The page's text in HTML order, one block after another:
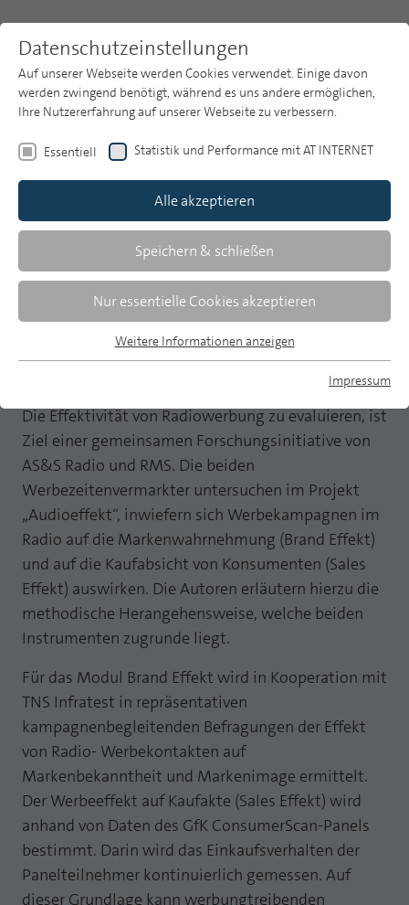
MP auf Mastodon
MP auf LinkedIn
Newsletter
Publikationsarchiv
Heft 6
Forschungsinitiative Audioeffekt: Die
Wirkung von Radiowerbung messen
Ziele und Methoden der gemeinsamen
Die Effektivität von Radiowerbung zu evaluieren, ist
Ziel einer gemeinsamen Forschungsinitiative von
AS&S Radio und RMS. Die beiden
Werbezeitenvermarkter untersuchen im Projekt
„Audioeffekt“, inwiefern sich Werbekampagnen im
Radio auf die Markenwahrnehmung (Brand Effekt)
und auf die Kaufabsicht von Konsumenten (Sales
Effekt) auswirken. Die Autoren erläutern hierzu die
methodische Herangehensweise, welche beiden
Instrumenten zugrunde liegt.
Für das Modul Brand Effekt wird in Kooperation mit
TNS Infratest in repräsentativen
kampagnenbegleitenden Befragungen der Effekt
von Radio- Werbekontakten auf
Markenbekanntheit und Markenimage ermittelt.
Der Werbeeffekt auf Kaufakte (Sales Effekt) wird
anhand von Daten des GfK ConsumerScan-Panels
bestimmt. Darin wird das Einkaufsverhalten der
Panelteilnehmer kontinuierlich gemessen. Auf
dieser Grundlage kann werbungtreibenden
Datenschutzeinstellungen
Auf unserer Webseite werden Cookies verwendet. Einige davon
werden zwingend benötigt, während es uns andere ermöglichen,
Ihre Nutzererfahrung auf unserer Webseite zu verbessern.
Essentiell Statistik und Performance mit AT INTERNET
Alle akzeptieren
Speichern & schließen
Nur essentielle Cookies akzeptieren
Essentielle Cookies werden für grundlegende Funktionen der
Webseite einwandfrei funktioniert.
Name fe_typo_user
Anbieter TYPO3
Laufzeit
Zweck
Dieses Cookie ist ein Standard-Session-
Cookie von TYPO3. Es speichert im Falle
eines Benutzer-Logins die Session ID
mithilfe derer der eingeloggte User
wiedererkannt wird, um ihm Zugang zu
geschützten Bereichen zu gewähren.
Name PHPSESSID
Anbieter php
Laufzeit Ende der Sitzung
Zweck PHPs Standard Sitzungs Identifikation
Cookie-Informationen anzeigen
Statistik und Performance mit AT INTERNET
CROSS-DEVICE ANALYTICS LÖSUNG
Name atidvisitor
Anbieter
Laufzeit
Cookie von AT INTERNET zur Steuerung der
erweiterten Script- und Ereignisbehandlung
Name atuserid
Anbieter AT INTERNET
Cookie von AT INTERNET zur Steuerung der
erweiterten Script- und Ereignisbehandlung
Cookie-Informationen anzeigen
Weitere Informationen anzeigen
Impressum